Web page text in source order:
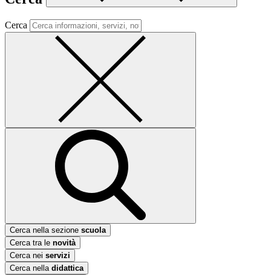
Cerca
Cerca nella sezione scuola
Cerca tra le novità
Cerca nei servizi
Cerca nella didattica